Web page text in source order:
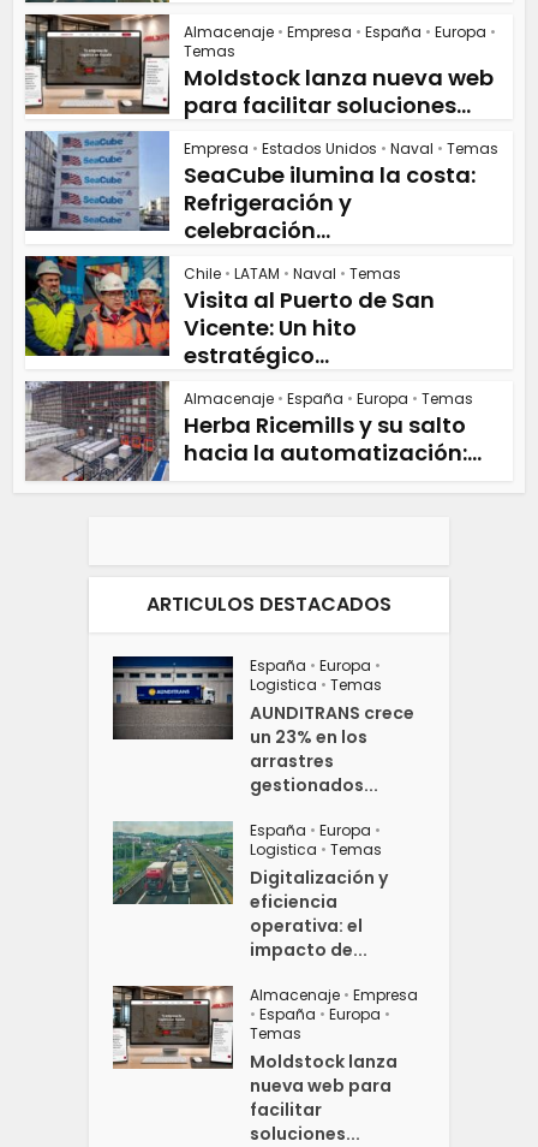
Almacenaje • Empresa • España • Europa •
Temas
Moldstock lanza nueva web
para facilitar soluciones...
Empresa • Estados Unidos • Naval • Temas
SeaCube ilumina la costa:
Refrigeración y
celebración...
Chile • LATAM • Naval • Temas
Visita al Puerto de San
Vicente: Un hito
estratégico...
Almacenaje • España • Europa • Temas
Herba Ricemills y su salto
hacia la automatización:...
ARTICULOS DESTACADOS
España • Europa •
Logistica • Temas
AUNDITRANS crece
un 23% en los
arrastres
gestionados...
España • Europa •
Logistica • Temas
Digitalización y
eficiencia
operativa: el
impacto de...
Almacenaje • Empresa
• España • Europa •
Temas
Moldstock lanza
nueva web para
facilitar
soluciones...